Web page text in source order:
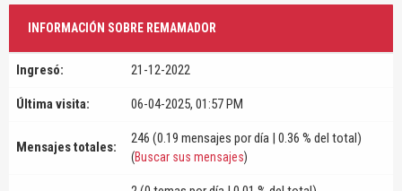
INFORMACIÓN SOBRE REMAMADOR
Ingresó: 21-12-2022
Última visita: 06-04-2025, 01:57 PM
Mensajes totales:
246 (0.19 mensajes por día | 0.36 % del total)
(Buscar sus mensajes)